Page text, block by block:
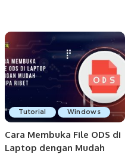
Tutorial Windows
Cara Membuka File ODS di
Laptop dengan Mudah